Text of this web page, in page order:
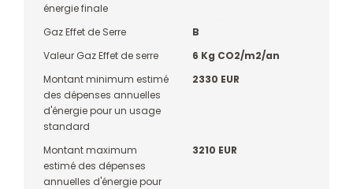
énergie finale
Gaz Effet de Serre
B
Valeur Gaz Effet de serre
6 Kg CO2/m2/an
Montant minimum estimé
des dépenses annuelles
d'énergie pour un usage
standard
2330 EUR
Montant maximum
estimé des dépenses
annuelles d'énergie pour
3210 EUR